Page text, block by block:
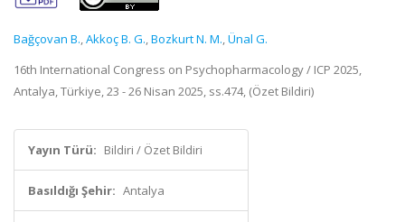
Bağçovan B.,Akkoç B. G.,Bozkurt N. M.,Ünal G.
16th International Congress on Psychopharmacology / ICP 2025,
Antalya, Türkiye, 23 - 26 Nisan 2025, ss.474, (Özet Bildiri)
Yayın Türü: Bildiri / Özet Bildiri
Basıldığı Şehir: Antalya